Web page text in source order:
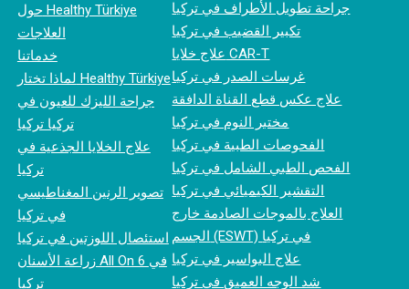
حول Healthy Türkiye
العلاجات
خدماتنا
لماذا تختار Healthy Türkiye
جراحة الليزك للعيون في
تركيا تركيا
علاج الخلايا الجذعية في
تركيا
تصوير الرنين المغناطيسي
في تركيا
استئصال اللوزتين في تركيا
زراعة الأسنان All On 6 في
تركيا
جراحة تطويل الأطراف في تركيا
تكبير القضيب في تركيا
علاج خلايا CAR-T
غرسات الصدر في تركيا
علاج عكس قطع القناة الدافقة
مختبر النوم في تركيا
الفحوصات الطبية في تركيا
الفحص الطبي الشامل في تركيا
التقشير الكيميائي في تركيا
العلاج بالموجات الصادمة خارج
الجسم (ESWT) في تركيا
علاج البواسير في تركيا
شد الوجه العميق في تركيا